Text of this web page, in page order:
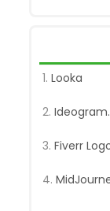
Looka
Fiverr